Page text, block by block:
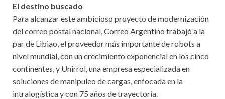
El destino buscado
Para alcanzar este ambicioso proyecto de modernización
del correo postal nacional, Correo Argentino trabajó a la
par de Libiao, el proveedor más importante de robots a
nivel mundial, con un crecimiento exponencial en los cinco
continentes, y Unirrol, una empresa especializada en
soluciones de manipuleo de cargas, enfocada en la
intralogística y con 75 años de trayectoria.